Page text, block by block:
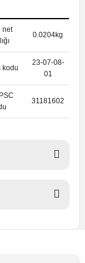
net
0.0204kg
kodu
23-07-08-
01
31181602